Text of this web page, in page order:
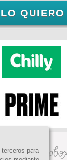
LO QUIERO
para